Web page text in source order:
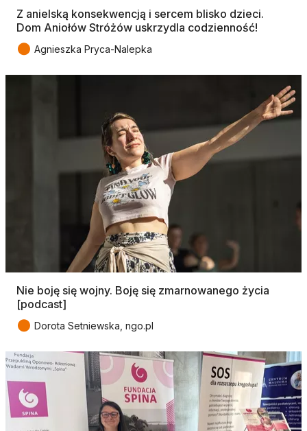
Z anielską konsekwencją i sercem blisko dzieci.
Dom Aniołów Stróżów uskrzydla codzienność!
● Agnieszka Pryca-Nalepka
Nie boję się wojny. Boję się zmarnowanego życia
[podcast]
● Dorota Setniewska, ngo.pl